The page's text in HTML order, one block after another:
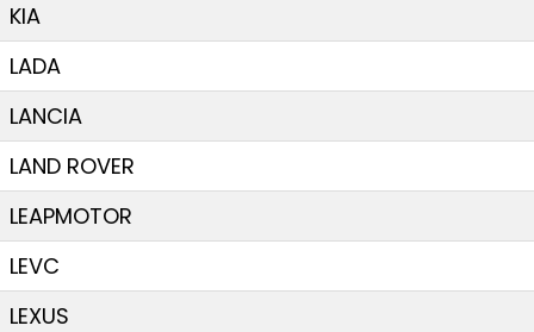
KIA
LADA
LANCIA
LAND ROVER
LEAPMOTOR
LEVC
LEXUS